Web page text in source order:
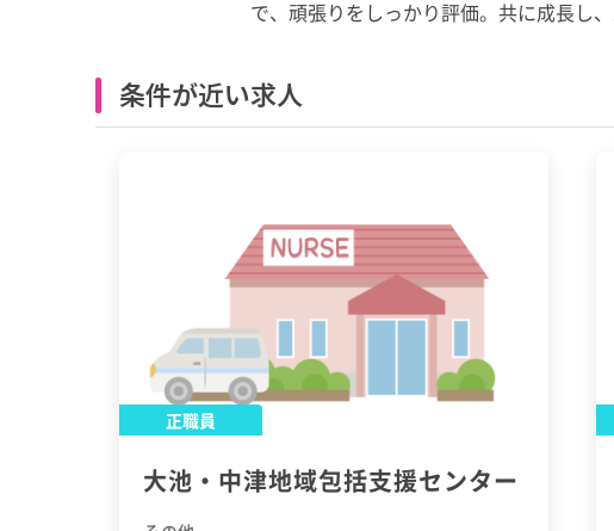
で、頑張りをしっかり評価。共に成長し
条件が近い求人
正職員
大池・中津地域包括支援センター